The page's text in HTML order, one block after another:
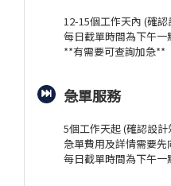
12-15個工作天內 (確
每日截單時間為下午一
**有需要可查詢加急**
急單服務
5個工作天起 (確認設
急單費用及詳情需要先
每日截單時間為下午一